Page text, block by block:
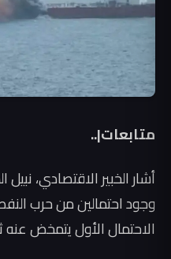
متابعات|..
أشار الخبير الاقتصادي،
وجود احتمالين من حرب
الاحتمال الأول يتمخض عنه